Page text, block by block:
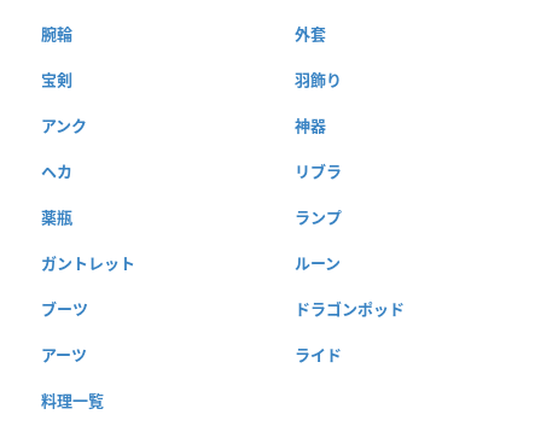
腕輪 外套
宝剣 羽飾り
アンク 神器
ヘカ リブラ
薬瓶 ランプ
ガントレット ルーン
ブーツ ドラゴンポッド
アーツ ライド
料理一覧